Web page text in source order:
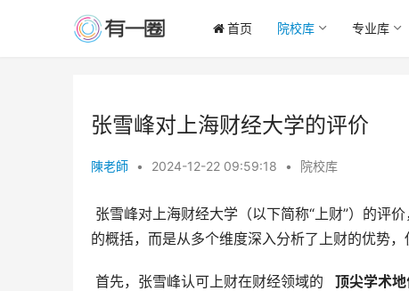
首页 院校库 专业库
张雪峰对上海财经大学的评价
陳老師 • 2024-12-22 09:59:18 • 院校库
的概括，而是从多个维度深入分析了上财的优势
首先，张雪峰认可上财在财经领域的
顶尖学术